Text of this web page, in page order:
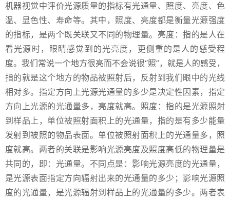
机器视觉中评价光源质量的指标有光通量、照度、亮度、色
温、显色性、寿命等。其中，照度、亮度都是衡量光源强度
的指标，是两个既关联又不同的物理量。亮度：指的是人在
看光源时，眼睛感觉到的光亮度，更侧重的是人的感受程
度。我们常说一个地方很亮而不会说很“照”，就是人的感受，
指的就是这个地方的物品被照射后，反射到我们眼中的光线
相对多。指定方向上光源光通量的多少是决定性因素，指定
方向上光源的光通量多，亮度就高。照度：指的是光源照射
到样品上，单位被照射面积上的光通量，指的是有多少能量
发射到被照的物品表面。单位被照射面积上的光通量多，照
度就高。两者的关联是影响光源亮度及照度高低的物理量是
共同的，即：光通量。不同点是：影响光源亮度的光通量，
是光源表面指定方向辐射出来的光通量的多少；影响光源照
度的光通量，是光源辐射到样品上的光通量的多少。两者表